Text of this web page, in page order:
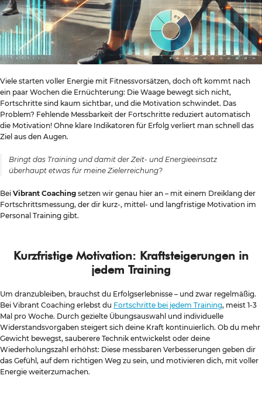
Viele starten voller Energie mit Fitnessvorsätzen, doch oft kommt nach
ein paar Wochen die Ernüchterung: Die Waage bewegt sich nicht,
Fortschritte sind kaum sichtbar, und die Motivation schwindet. Das
Problem? Fehlende Messbarkeit der Fortschritte reduziert automatisch
die Motivation! Ohne klare Indikatoren für Erfolg verliert man schnell das
Ziel aus den Augen.
Bringt das Training und damit der Zeit- und Energieeinsatz
überhaupt etwas für meine Zielerreichung?
Bei Vibrant Coaching setzen wir genau hier an – mit einem Dreiklang der
Fortschrittsmessung, der dir kurz-, mittel- und langfristige Motivation im
Personal Training gibt.
Kurzfristige Motivation: Kraftsteigerungen in
jedem Training
Um dranzubleiben, brauchst du Erfolgserlebnisse – und zwar regelmäßig.
Bei Vibrant Coaching erlebst du Fortschritte bei jedem Training, meist 1-3
Mal pro Woche. Durch gezielte Übungsauswahl und individuelle
Widerstandsvorgaben steigert sich deine Kraft kontinuierlich. Ob du mehr
Gewicht bewegst, sauberere Technik entwickelst oder deine
Wiederholungszahl erhöhst: Diese messbaren Verbesserungen geben dir
das Gefühl, auf dem richtigen Weg zu sein, und motivieren dich, mit voller
Energie weiterzumachen.